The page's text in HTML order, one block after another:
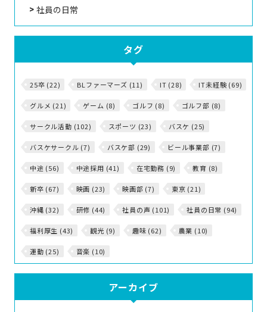
社員の日常
タグ
25卒 (22) BLファーマーズ (11) IT (28) IT未経験 (69)
グルメ (21) ゲーム (8) ゴルフ (8) ゴルフ部 (8)
サークル活動 (102) スポーツ (23) バスケ (25)
バスケサークル (7) バスケ部 (29) ビール事業部 (7)
中途 (56) 中途採用 (41) 在宅勤務 (9) 教育 (8)
新卒 (67) 映画 (23) 映画部 (7) 東京 (21)
沖縄 (32) 研修 (44) 社員の声 (101) 社員の日常 (94)
福利厚生 (43) 観光 (9) 趣味 (62) 農業 (10)
運動 (25) 音楽 (10)
アーカイブ